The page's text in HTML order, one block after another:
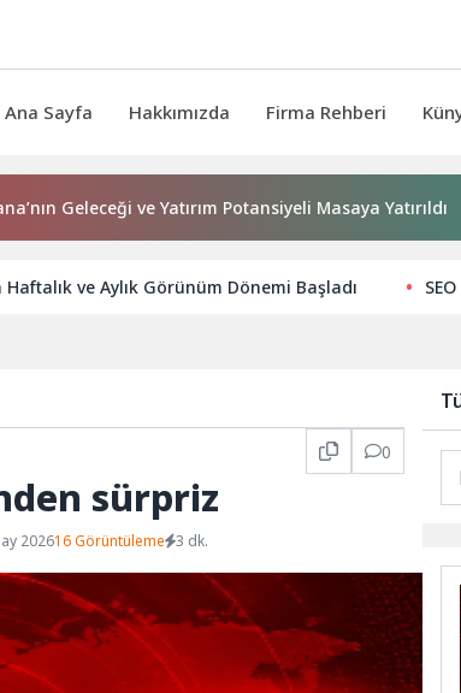
Ana Sayfa Hakkımızda Firma Rehberi
ve Yatırım Potansiyeli Masaya Yatırıldı
ve Aylık Görünüm Dönemi Başladı
0
sürpriz
202616 Görüntüleme 3 dk.